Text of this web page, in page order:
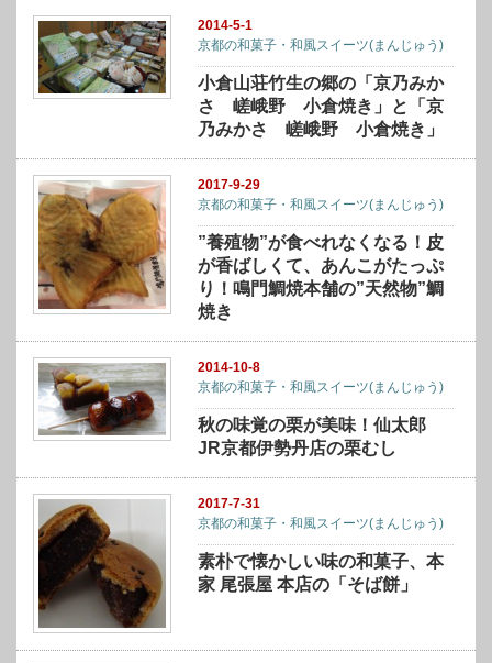
2014-5-1
京都の和菓子・和風スイーツ(まんじゅう)
小倉山荘竹生の郷の「京乃みか
さ 嵯峨野 小倉焼き」と「京
乃みかさ 嵯峨野 小倉焼き」
2017-9-29
京都の和菓子・和風スイーツ(まんじゅう)
”養殖物”が食べれなくなる！皮
が香ばしくて、あんこがたっぷ
り！鳴門鯛焼本舗の”天然物”鯛
焼き
2014-10-8
京都の和菓子・和風スイーツ(まんじゅう)
秋の味覚の栗が美味！仙太郎
JR京都伊勢丹店の栗むし
2017-7-31
京都の和菓子・和風スイーツ(まんじゅう)
素朴で懐かしい味の和菓子、本
家 尾張屋 本店の「そば餅」